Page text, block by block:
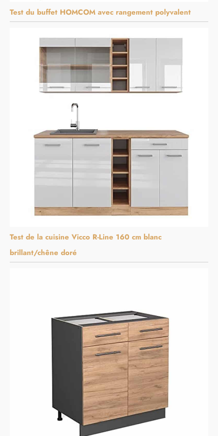
Test du buffet HOMCOM avec rangement polyvalent
Test de la cuisine Vicco R-Line 160 cm blanc
brillant/chêne doré